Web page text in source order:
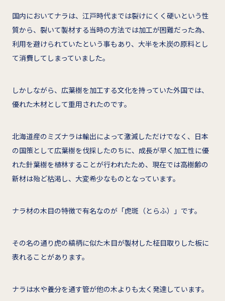
国内においてナラは、江戸時代までは裂けにくく硬いという性
質から、裂いて製材する当時の方法では加工が困難だった為、
利用を避けられていたという事もあり、大半を木炭の原料とし
て消費してしまっていました。
しかしながら、広葉樹を加工する文化を持っていた外国では、
優れた木材として重用されたのです。
北海道産のミズナラは輸出によって激減しただけでなく、日本
の国策として広葉樹を伐採したのちに、成長が早く加工性に優
れた針葉樹を植林することが行われたため、現在では高樹齢の
新材は殆ど枯渇し、大変希少なものとなっています。
ナラ材の木目の特徴で有名なのが「虎斑（とらふ）」です。
その名の通り虎の縞柄に似た木目が製材した柾目取りした板に
表れることがあります。
ナラは水や養分を通す管が他の木よりも太く発達しています。